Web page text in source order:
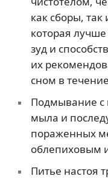
как сборы, так
которая
зуд и
их
сном в
Подмывание с
мыла и
пораженных
облепиховым
Питье настоя